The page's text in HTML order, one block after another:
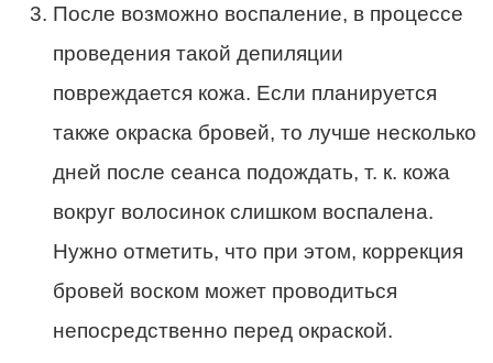
После возможно воспаление, в процессе
проведения такой депиляции
повреждается кожа. Если планируется
также окраска бровей, то лучше несколько
дней после сеанса подождать, т. к. кожа
вокруг волосинок слишком воспалена.
Нужно отметить, что при этом, коррекция
бровей воском может проводиться
непосредственно перед окраской.